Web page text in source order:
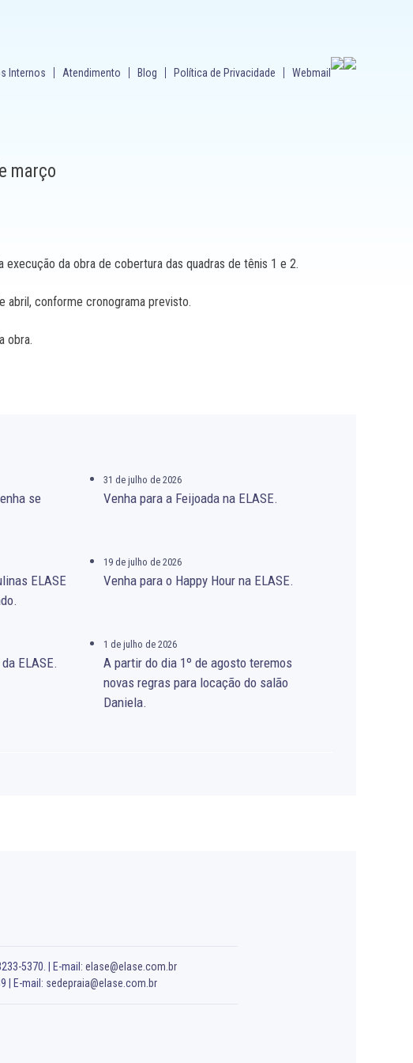
Internos Atendimento Blog Política de Privacidade Webmail
março
da obra de cobertura das quadras de tênis 1 e 2.
abril, conforme cronograma previsto.
obra.
se
31 de julho de 2026
Venha para a Feijoada na ELASE.
ELASE
19 de julho de 2026
Venha para o Happy Hour na ELASE.
ELASE.
1 de julho de 2026
A partir do dia 1º de agosto teremos
novas regras para locação do salão
Daniela.
5370. | E-mail: elase@elase.com.br
| E-mail: sedepraia@elase.com.br